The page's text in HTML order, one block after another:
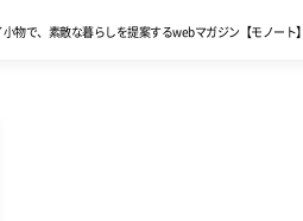
物で、 素敵な暮らしを提案するwebマガジン【モノート】